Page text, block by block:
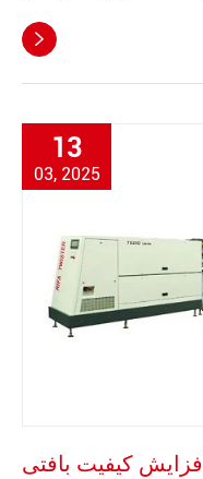

13
03, 2025
کیفیت بافتی